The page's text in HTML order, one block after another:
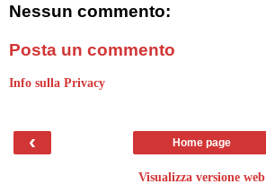
Nessun commento:
Posta un commento
Info sulla Privacy
‹ Home page
Visualizza versione web